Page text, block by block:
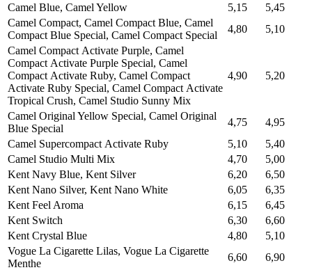
Camel Blue, Camel Yellow
5,15
5,45
Camel Compact, Camel Compact Blue, Camel
Compact Blue Special, Camel Compact Special
4,80
5,10
Camel Compact Аctivate Purple, Camel
Compact Аctivate Purple Special, Camel
Compact Аctivate Ruby, Camel Compact
Аctivate Ruby Special, Camel Compact Аctivate
Tropical Crush, Camel Studio Sunny Mix
4,90 5,20
Camel Original Yellow Special, Camel Original
Blue Special
4,75
4,95
Camel Supercompact Аctivate Ruby
5,10
5,40
Camel Studio Multi Mix
4,70
5,00
Kent Navy Blue, Kent Silver
6,20
6,50
Kent Nano Silver, Kent Nano White
6,05
6,35
Kent Feel Aroma
6,15
6,45
Kent Switch
6,30
6,60
Kent Crystal Blue
4,80
5,10
Vogue La Cigarette Lilas, Vogue La Cigarette
Menthe
6,60
6,90